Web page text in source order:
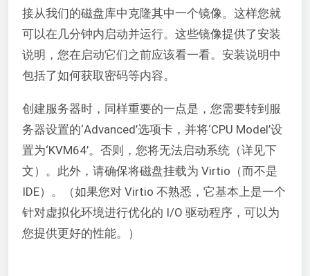
接从我们的磁盘库中克隆其中一个镜像。这样您就
可以在几分钟内启动并运行。这些镜像提供了安装
说明，您在启动它们之前应该看一看。安装说明中
包括了如何获取密码等内容。
创建服务器时，同样重要的一点是，您需要转到服
务器设置的‘Advanced’选项卡，并将‘CPU Model’设
置为‘KVM64’。否则，您将无法启动系统（详见下
文）。此外，请确保将磁盘挂载为 Virtio（而不是
IDE）。（如果您对 Virtio 不熟悉，它基本上是一个
针对虚拟化环境进行优化的 I/O 驱动程序，可以为
您提供更好的性能。）